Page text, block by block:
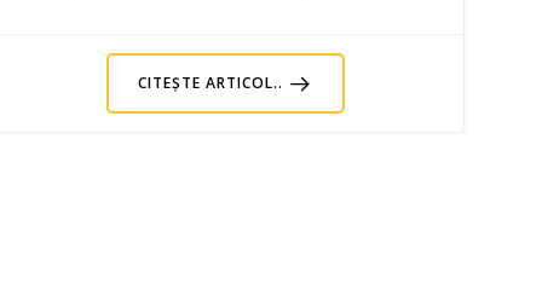
CITEȘTE ARTICOL..